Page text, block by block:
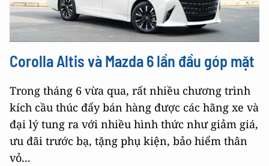
Corolla Altis và Mazda 6 lần đầu góp mặt
Trong tháng 6 vừa qua, rất nhiều chương trình
kích cầu thúc đẩy bán hàng được các hãng xe và
đại lý tung ra với nhiều hình thức như giảm giá,
ưu đãi trước bạ, tặng phụ kiện, bảo hiểm thân
vỏ...